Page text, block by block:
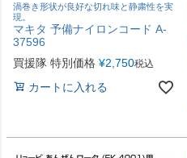
渦巻き形状が良好な切れ味と静粛性を実
現。
マキタ 予備ナイロンコード A-
37596
買援隊 特別価格 ¥2,750税込
カートに入れる